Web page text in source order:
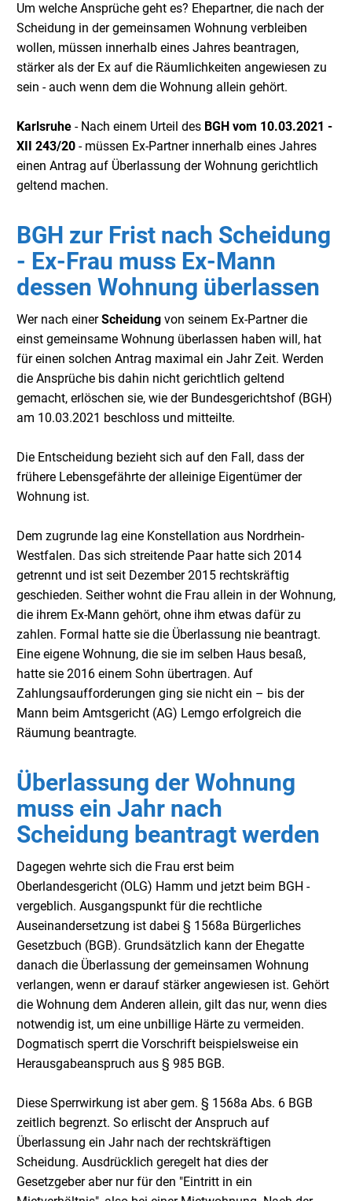
Um welche Ansprüche geht es? Ehepartner, die nach der
Scheidung in der gemeinsamen Wohnung verbleiben
wollen, müssen innerhalb eines Jahres beantragen,
stärker als der Ex auf die Räumlichkeiten angewiesen zu
sein - auch wenn dem die Wohnung allein gehört.
Karlsruhe - Nach einem Urteil des BGH vom 10.03.2021 -
XII 243/20 - müssen Ex-Partner innerhalb eines Jahres
einen Antrag auf Überlassung der Wohnung gerichtlich
geltend machen.
BGH zur Frist nach Scheidung
- Ex-Frau muss Ex-Mann
dessen Wohnung überlassen
Wer nach einerScheidung von seinem Ex-Partner die
einst gemeinsame Wohnung überlassen haben will, hat
für einen solchen Antrag maximal ein Jahr Zeit. Werden
die Ansprüche bis dahin nicht gerichtlich geltend
gemacht, erlöschen sie, wie der Bundesgerichtshof (BGH)
am 10.03.2021 beschloss und mitteilte.
Die Entscheidung bezieht sich auf den Fall, dass der
frühere Lebensgefährte der alleinige Eigentümer der
Wohnung ist.
Dem zugrunde lag eine Konstellation aus Nordrhein-
Westfalen. Das sich streitende Paar hatte sich 2014
getrennt und ist seit Dezember 2015 rechtskräftig
geschieden. Seither wohnt die Frau allein in der Wohnung,
die ihrem Ex-Mann gehört, ohne ihm etwas dafür zu
zahlen. Formal hatte sie die Überlassung nie beantragt.
Eine eigene Wohnung, die sie im selben Haus besaß,
hatte sie 2016 einem Sohn übertragen. Auf
Zahlungsaufforderungen ging sie nicht ein – bis der
Mann beim Amtsgericht (AG) Lemgo erfolgreich die
Räumung beantragte.
Überlassung der Wohnung
muss ein Jahr nach
Scheidung beantragt werden
Dagegen wehrte sich die Frau erst beim
Oberlandesgericht (OLG) Hamm und jetzt beim BGH -
vergeblich. Ausgangspunkt für die rechtliche
Auseinandersetzung ist dabei § 1568a Bürgerliches
Gesetzbuch (BGB). Grundsätzlich kann der Ehegatte
danach die Überlassung der gemeinsamen Wohnung
verlangen, wenn er darauf stärker angewiesen ist. Gehört
die Wohnung dem Anderen allein, gilt das nur, wenn dies
notwendig ist, um eine unbillige Härte zu vermeiden.
Dogmatisch sperrt die Vorschrift beispielsweise ein
Herausgabeanspruch aus § 985 BGB.
Diese Sperrwirkung ist aber gem. § 1568a Abs. 6 BGB
zeitlich begrenzt. So erlischt der Anspruch auf
Überlassung ein Jahr nach der rechtskräftigen
Scheidung. Ausdrücklich geregelt hat dies der
Gesetzgeber aber nur für den "Eintritt in ein